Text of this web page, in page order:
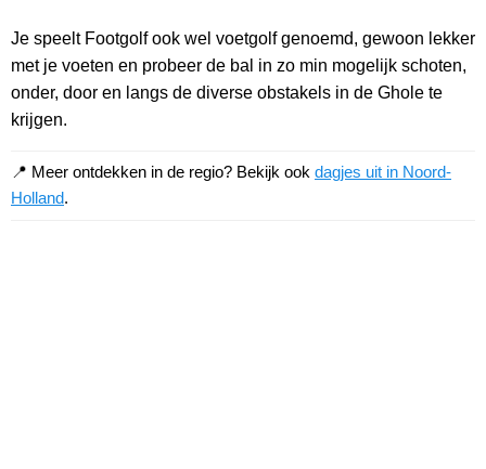
Je speelt Footgolf ook wel voetgolf genoemd, gewoon lekker
met je voeten en probeer de bal in zo min mogelijk schoten,
onder, door en langs de diverse obstakels in de Ghole te
krijgen.
📍 Meer ontdekken in de regio? Bekijk ook dagjes uit in Noord-
Holland.